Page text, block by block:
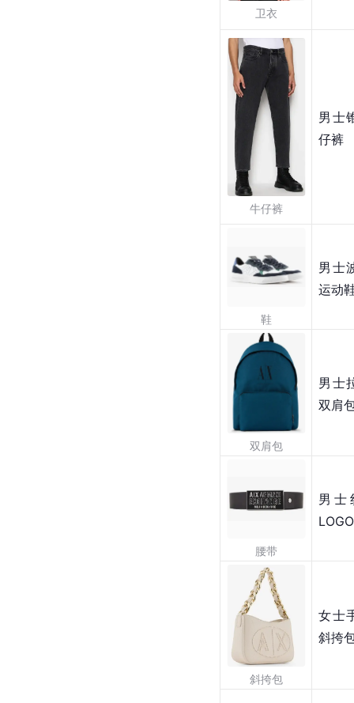
卫衣
牛仔裤
男士
仔裤
鞋
男士
运动
双肩包
男士
双肩
腰带
男士
斜挎包
女士
斜挎